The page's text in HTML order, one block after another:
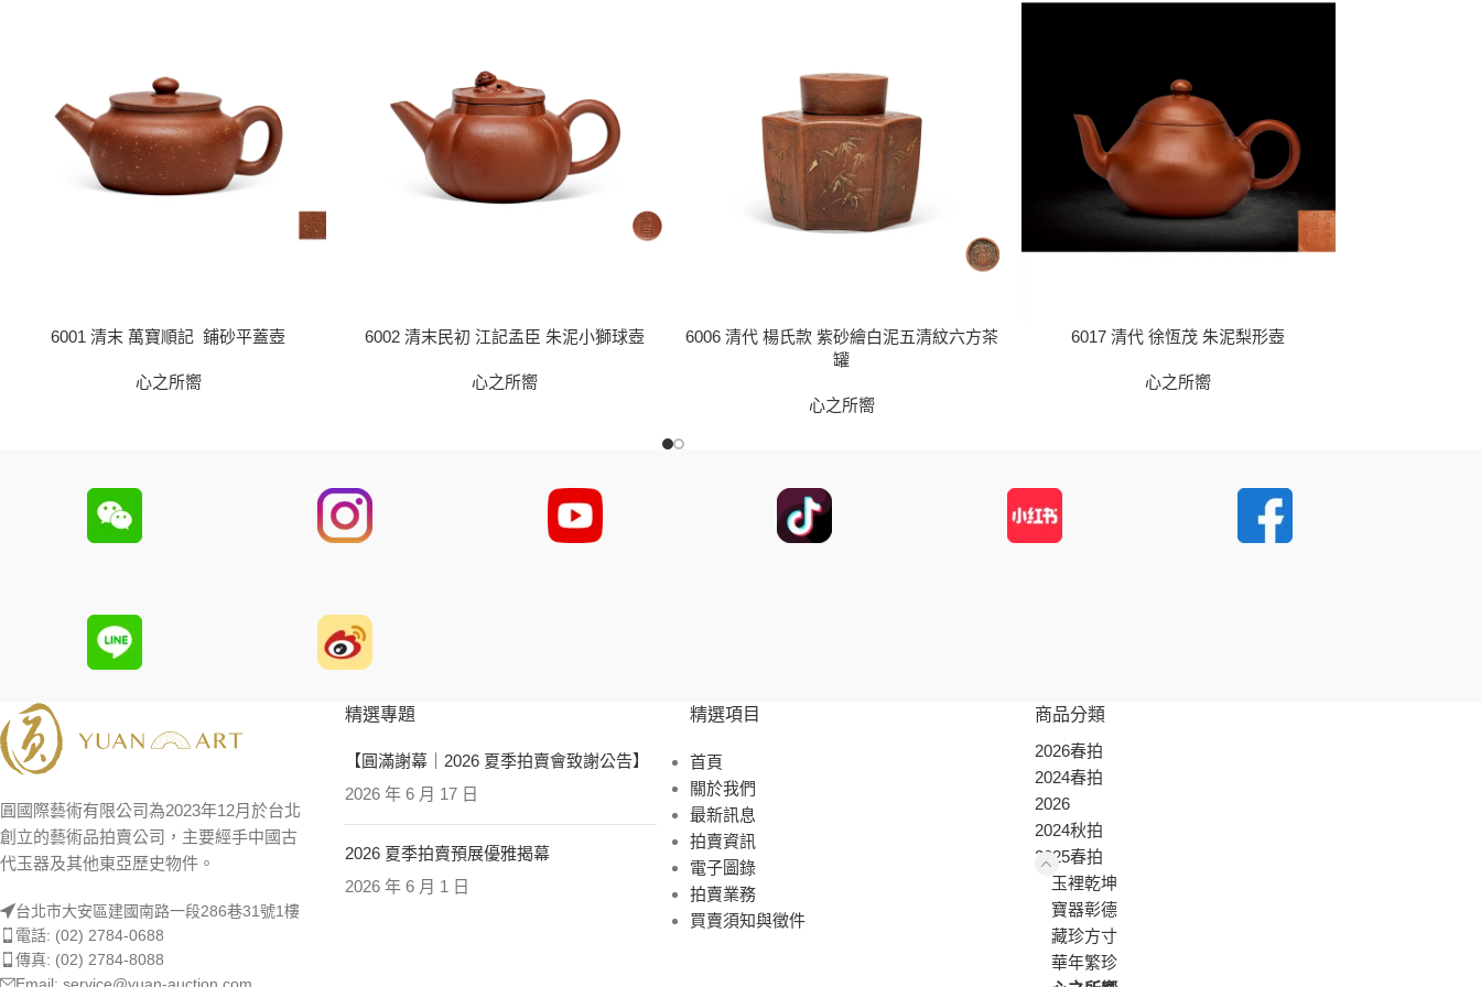
6001 清末 萬寶順記 鋪砂平蓋壺
心之所嚮
6002 清末民初 江記孟臣 朱泥小獅球壺
心之所嚮
6006 清代 楊氏款 紫砂繪白泥五清紋六方茶
罐
心之所嚮
6017 清代 徐恆茂 朱泥梨形壺
心之所嚮
圓國際藝術有限公司為2023年12月於台北
創立的藝術品拍賣公司，主要經手中國古
代玉器及其他東亞歷史物件。
台北市大安區建國南路一段286巷31號1樓
電話: (02) 2784-0688
傳真: (02) 2784-8088
Email: service@yuan-auction.com
精選專題
【圓滿謝幕｜2026 夏季拍賣會致謝公告】
2026 年 6 月 17 日
2026 夏季拍賣預展優雅揭幕
2026 年 6 月 1 日
精選項目
首頁
關於我們
最新訊息
拍賣資訊
電子圖錄
拍賣業務
買賣須知與徵件
商品分類
2026春拍
2024春拍
2026
2024秋拍
2025春拍
玉裡乾坤
寶器彰德
藏珍方寸
華年繁珍